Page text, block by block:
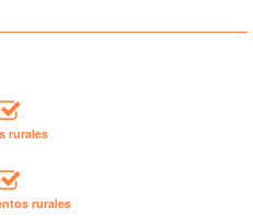
rurales
rurales